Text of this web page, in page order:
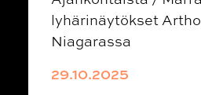
lyhärinäytökset
Niagarassa
29.10.2025